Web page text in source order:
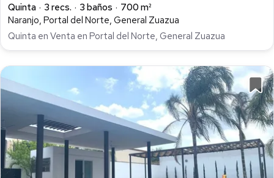
Quinta
3 recs. 3 baños
700 m²
Naranjo, Portal del Norte, General Zuazua
Quinta en Venta en Portal del Norte, General Zuazua